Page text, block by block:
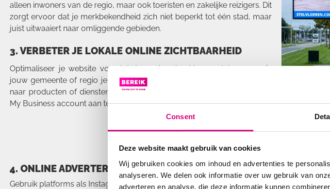
Consent
Deze website maakt gebruik van cookies
Wij gebruiken cookies om inhoud en advertenties te
analyseren. We delen ook informatie over uw gebruik van
adverteren en analyse, die deze informatie kunnen
alleen inwoners van de regio, maar ook toeristen en zakelijke reizigers. Dit
zorgt ervoor dat je merkbekendheid zich niet beperkt tot één stad, maar
juist uitwaaiert naar omliggende gebieden.
3. VERBETER JE LOKALE ONLINE ZICHTBAARHEID
Optimaliseer je website voor lokale zoekopdrachten, zodat mensen in
jouw gemeente of regio je makkelijk kunnen vinden wanneer ze zoeken
naar producten of diensten die jij aanbiedt. Dit kan al door een Google
My Business account aan te maken.
4. ONLINE ADVERTEREN
Gebruik platforms als Instagram, TikTok, Facebook en LinkedIn om content te maken die